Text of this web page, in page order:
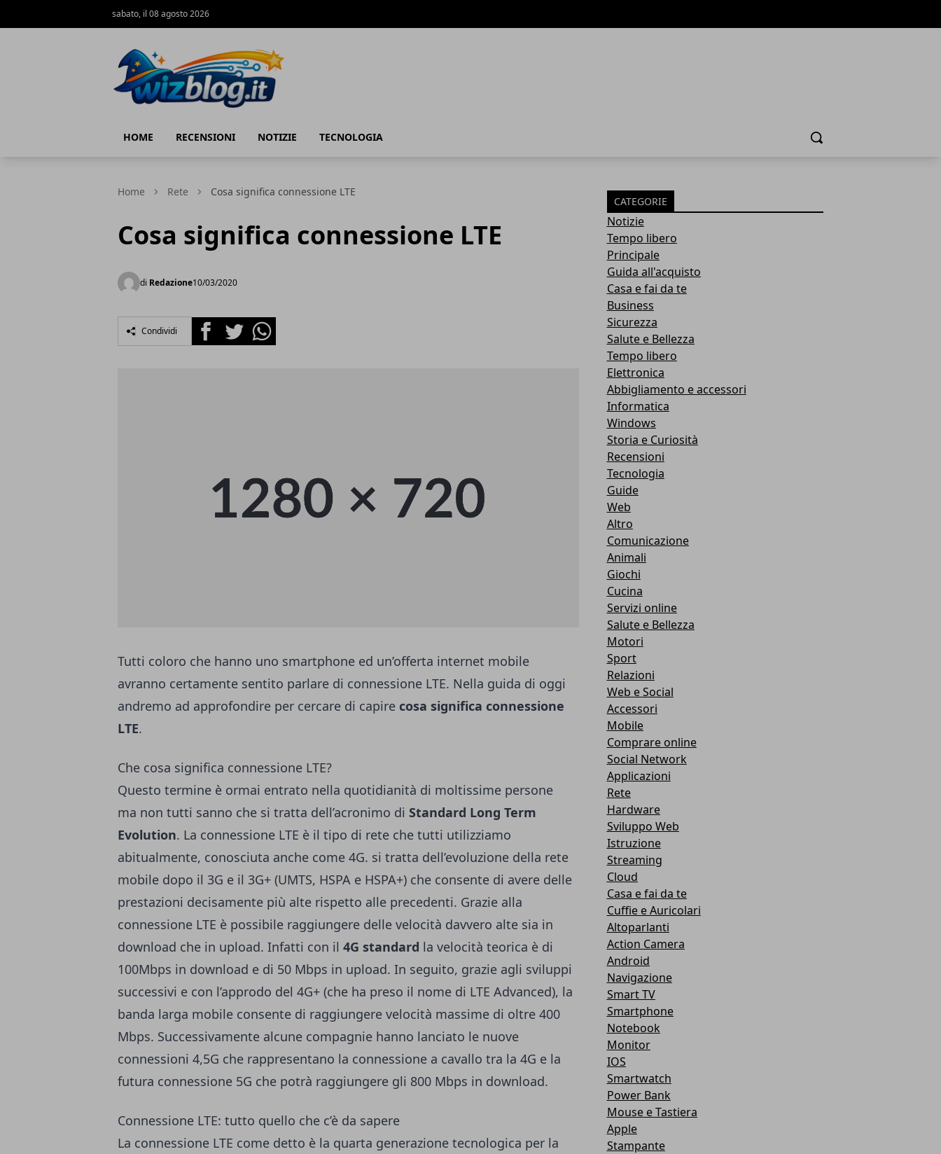
sabato, il 08 agosto 2026
HOME RECENSIONI NOTIZIE TECNOLOGIA Cerca
Home Rete Cosa significa connessione LTE
Cosa significa connessione LTE
di Redazione10/03/2020
Condividi FacebookTwitterWhatsapp
Tutti coloro che hanno uno smartphone ed un’offerta internet mobile
avranno certamente sentito parlare di connessione LTE. Nella guida di oggi
andremo ad approfondire per cercare di capire cosa significa connessione
LTE.
Che cosa significa connessione LTE?
Questo termine è ormai entrato nella quotidianità di moltissime persone
ma non tutti sanno che si tratta dell’acronimo di Standard Long Term
Evolution. La connessione LTE è il tipo di rete che tutti utilizziamo
abitualmente, conosciuta anche come 4G. si tratta dell’evoluzione della rete
mobile dopo il 3G e il 3G+ (UMTS, HSPA e HSPA+) che consente di avere delle
prestazioni decisamente più alte rispetto alle precedenti. Grazie alla
connessione LTE è possibile raggiungere delle velocità davvero alte sia in
download che in upload. Infatti con il 4G standard la velocità teorica è di
100Mbps in download e di 50 Mbps in upload. In seguito, grazie agli sviluppi
successivi e con l’approdo del 4G+ (che ha preso il nome di LTE Advanced), la
banda larga mobile consente di raggiungere velocità massime di oltre 400
Mbps. Successivamente alcune compagnie hanno lanciato le nuove
connessioni 4,5G che rappresentano la connessione a cavallo tra la 4G e la
futura connessione 5G che potrà raggiungere gli 800 Mbps in download.
Connessione LTE: tutto quello che c’è da sapere
La connessione LTE come detto è la quarta generazione tecnologica per la
CATEGORIE
Notizie
Tempo libero
Principale
Guida all'acquisto
Casa e fai da te
Business
Sicurezza
Salute e Bellezza
Tempo libero
Elettronica
Abbigliamento e accessori
Informatica
Windows
Storia e Curiosità
Recensioni
Tecnologia
Guide
Web
Altro
Comunicazione
Animali
Giochi
Cucina
Servizi online
Salute e Bellezza
Motori
Sport
Relazioni
Web e Social
Accessori
Mobile
Comprare online
Social Network
Applicazioni
Rete
Hardware
Sviluppo Web
Istruzione
Streaming
Cloud
Casa e fai da te
Cuffie e Auricolari
Altoparlanti
Action Camera
Android
Navigazione
Smart TV
Smartphone
Notebook
Monitor
IOS
Smartwatch
Power Bank
Mouse e Tastiera
Apple
Stampante